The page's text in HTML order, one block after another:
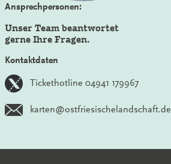
Ansprechpersonen:
Unser Team beantwortet
gerne Ihre Fragen.
Kontaktdaten
Tickethotline 04941 179967
karten@ostfriesischelandschaft.de